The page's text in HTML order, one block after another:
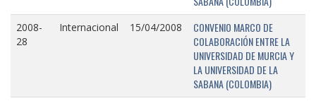
2008-
28
Internacional 15/04/2008
CONVENIO MARCO DE
COLABORACIÓN ENTRE LA
UNIVERSIDAD DE MURCIA Y
LA UNIVERSIDAD DE LA
SABANA (COLOMBIA)